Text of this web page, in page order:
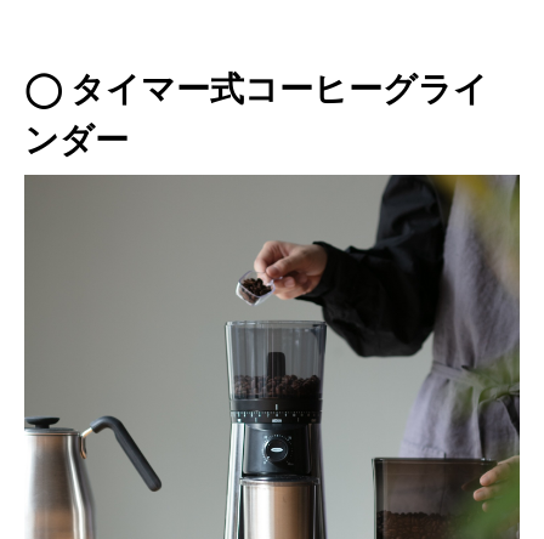
◯ タイマー式コーヒーグライ
ンダー